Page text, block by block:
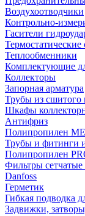
Воздухоотводчики
Контрольно-
Гасители
Теплообменники
Комплектующие
Коллекторы
Запорная арматура
Трубы из сшитого
Шкафы
Антифриз
Полипропилен
Трубы и фитинги
Полипропилен
Фильтры
Danfoss
Герметик
Гибкая подводка
Задвижки,